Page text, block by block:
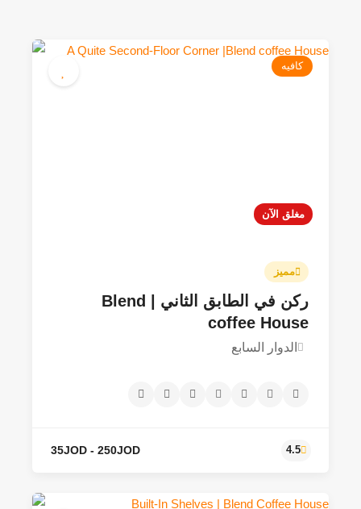
مغلق الآن
كافيه
مميز
ركن في الطابق الثاني | Blend
coffee House
الدوار السابع